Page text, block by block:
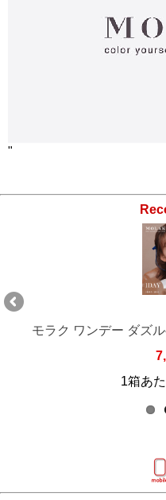
"
モラク ワンデ